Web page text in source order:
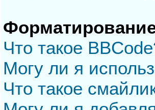
Что такое
Могу ли я
Что такое